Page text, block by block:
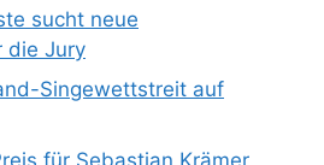
sucht neue
die Jury
Singewettstreit auf
für Sebastian Krämer